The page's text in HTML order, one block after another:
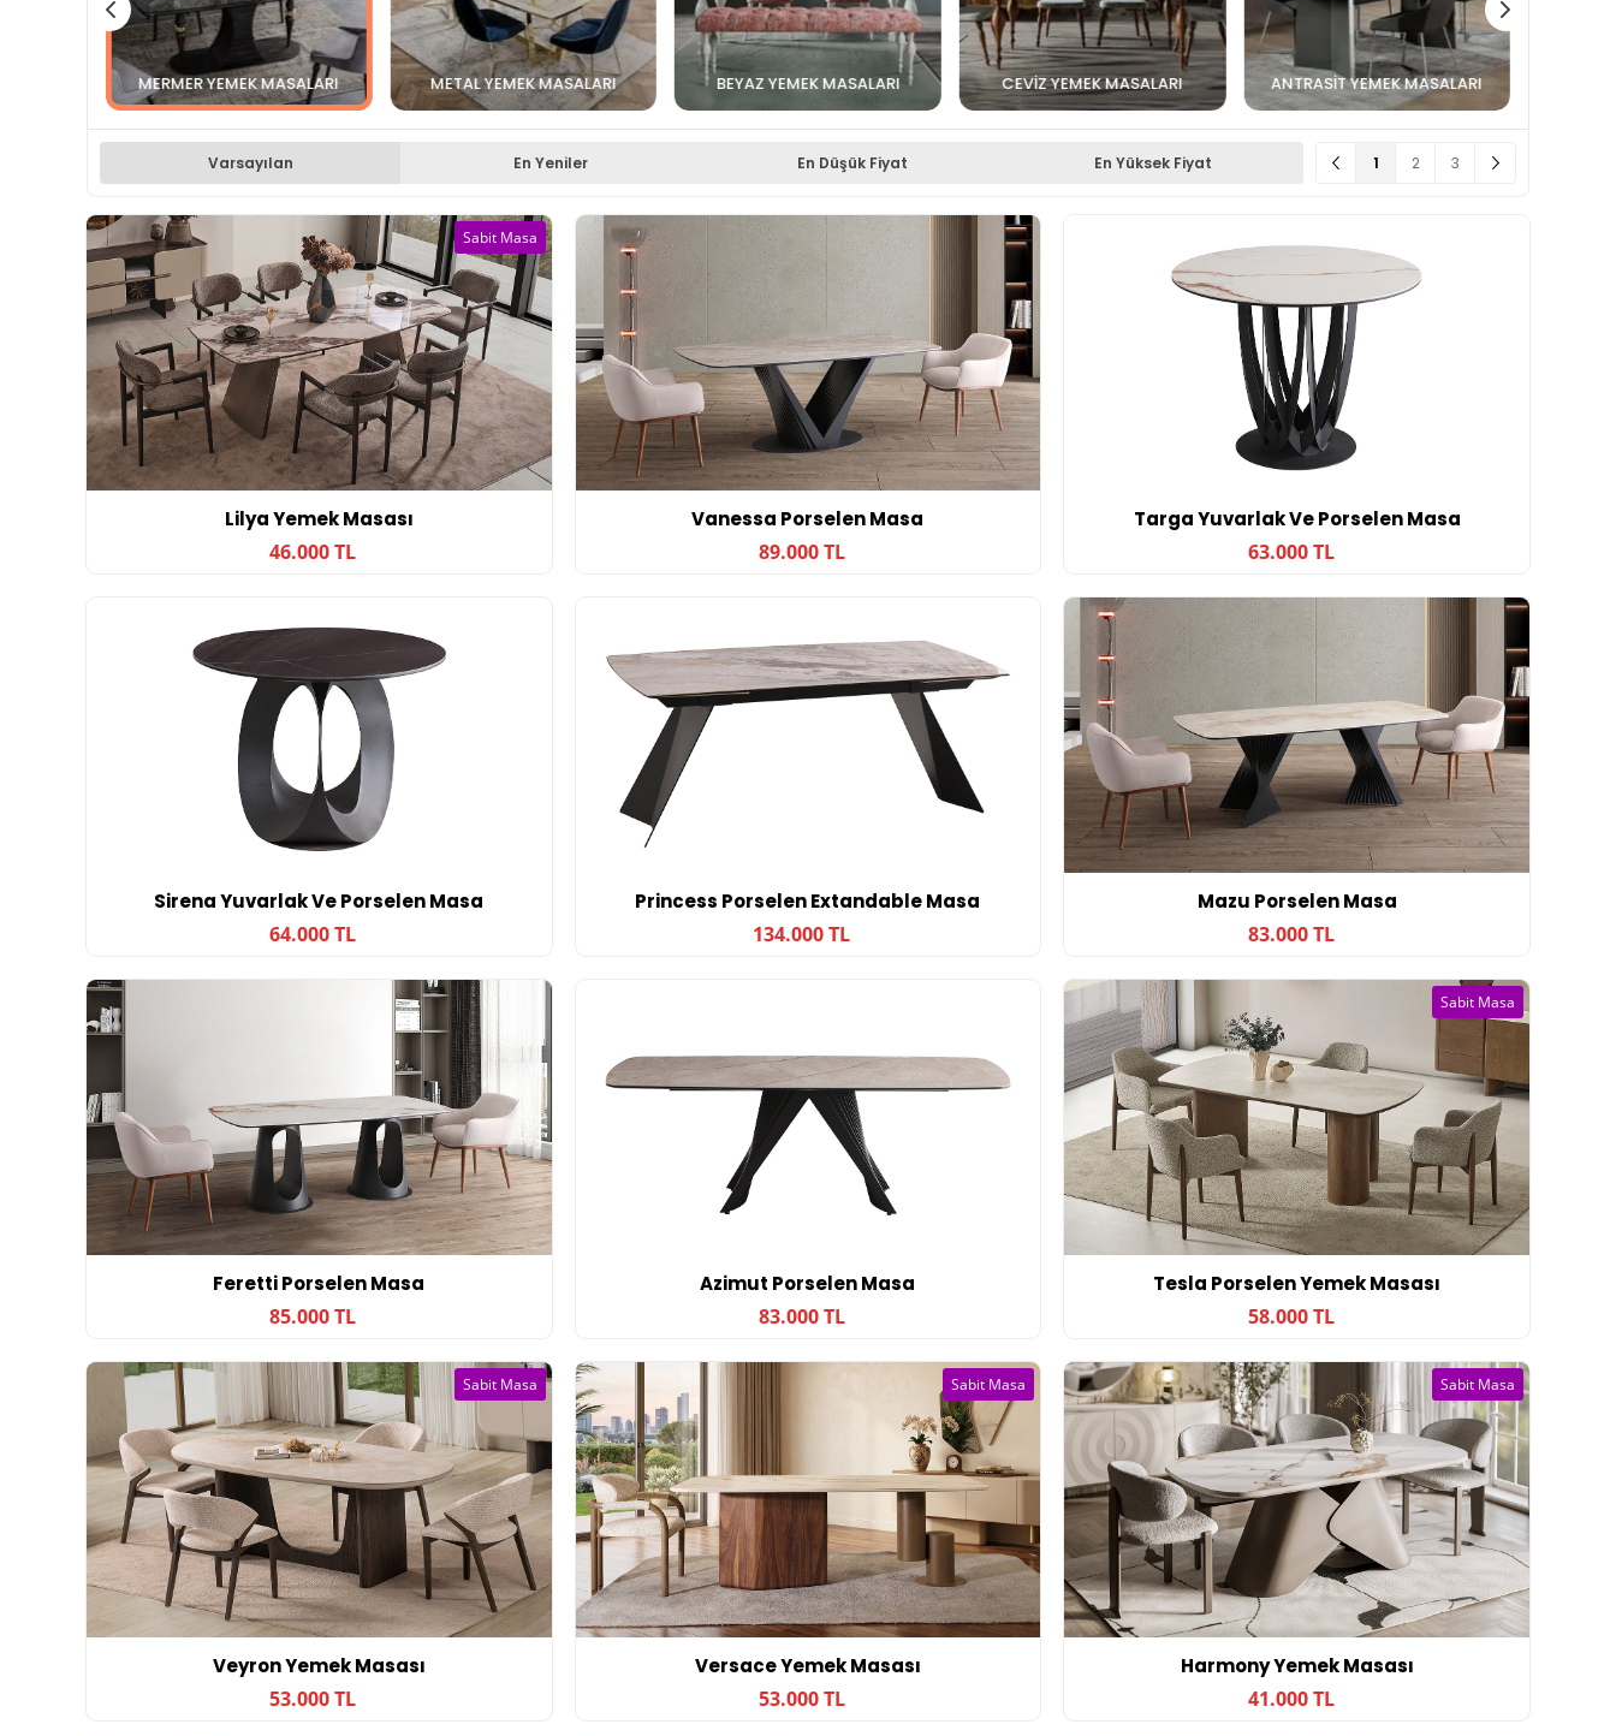
MERMER YEMEK MASALARI METAL YEMEK MASALARI BEYAZ YEMEK MASALARI CEVIZ YEMEK MASALARI ANTRASIT YEMEK MASALARI
Varsayılan En Yeniler En Düşük Fiyat En Yüksek Fiyat 1 2 3
Lilya Yemek Masası
46.000 TL
Sabit Masa
Vanessa Porselen Masa
89.000 TL
Targa Yuvarlak Ve Porselen Masa
63.000 TL
Sirena Yuvarlak Ve Porselen Masa
64.000 TL
Princess Porselen Extandable Masa
134.000 TL
Mazu Porselen Masa
83.000 TL
Feretti Porselen Masa
85.000 TL
Azimut Porselen Masa
83.000 TL
Tesla Porselen Yemek Masası
58.000 TL
Sabit Masa
Veyron Yemek Masası
53.000 TL
Sabit Masa
Versace Yemek Masası
53.000 TL
Sabit Masa
Harmony Yemek Masası
41.000 TL
Sabit Masa